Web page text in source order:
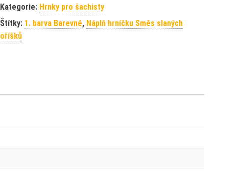
Kategorie: Hrnky pro šachisty
Štítky: 1. barva Barevné, Náplň hrníčku Směs slaných
oříšků